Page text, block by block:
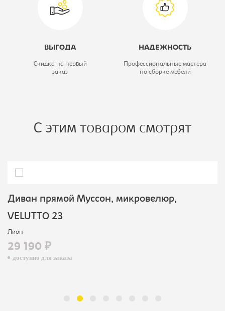
ВЫГОДА
Скидка на первый
заказ
НАДЕЖНОСТЬ
Профессиональные мастера
по сборке мебели
С этим товаром смотрят
Диван прямой Муссон, микровелюр,
VELUTTO 23
Лион
29 190 ₽
доступно для заказа